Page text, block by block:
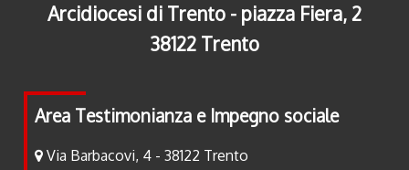
Arcidiocesi di Trento - piazza Fiera, 2
38122 Trento
Area Testimonianza e Impegno sociale
Via Barbacovi, 4 - 38122 Trento